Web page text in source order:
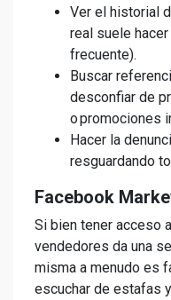
Ver el historial
real suele
frecuente).
Buscar
desconfiar de
o promociones
Hacer la
resguardando
Facebook
Si bien tener acceso
vendedores da una
misma a menudo es
escuchar de estafas